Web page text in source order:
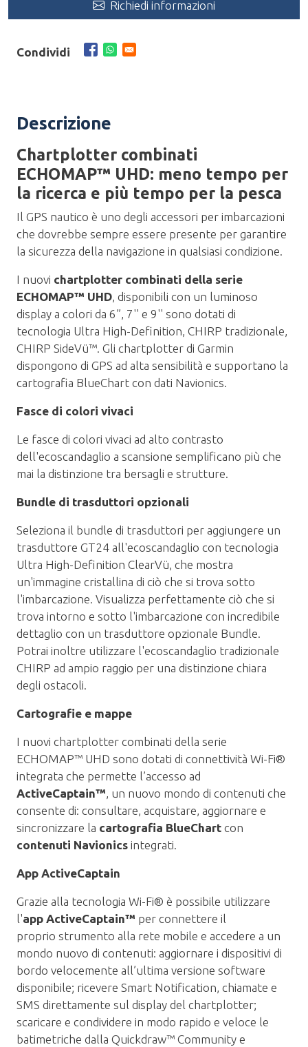
Richiedi informazioni
Condividi
Descrizione
Chartplotter combinati
ECHOMAP™ UHD: meno tempo per
la ricerca e più tempo per la pesca
Il GPS nautico è uno degli accessori per imbarcazioni
che dovrebbe sempre essere presente per garantire
la sicurezza della navigazione in qualsiasi condizione.
I nuovi chartplotter combinati della serie
ECHOMAP™ UHD, disponibili con un luminoso
display a colori da 6”, 7'' e 9'' sono dotati di
tecnologia Ultra High-Definition, CHIRP tradizionale,
CHIRP SideVü™. Gli chartplotter di Garmin
dispongono di GPS ad alta sensibilità e supportano la
cartografia BlueChart con dati Navionics.
Fasce di colori vivaci
Le fasce di colori vivaci ad alto contrasto
dell'ecoscandaglio a scansione semplificano più che
mai la distinzione tra bersagli e strutture.
Bundle di trasduttori opzionali
Seleziona il bundle di trasduttori per aggiungere un
trasduttore GT24 all'ecoscandaglio con tecnologia
Ultra High-Definition ClearVü, che mostra
un'immagine cristallina di ciò che si trova sotto
l'imbarcazione. Visualizza perfettamente ciò che si
trova intorno e sotto l'imbarcazione con incredibile
dettaglio con un trasduttore opzionale Bundle.
Potrai inoltre utilizzare l'ecoscandaglio tradizionale
CHIRP ad ampio raggio per una distinzione chiara
degli ostacoli.
Cartografie e mappe
I nuovi chartplotter combinati della serie
ECHOMAP™ UHD sono dotati di connettività Wi-Fi®
integrata che permette l’accesso ad
ActiveCaptain™, un nuovo mondo di contenuti che
consente di: consultare, acquistare, aggiornare e
sincronizzare la cartografia BlueChart con
contenuti Navionics integrati.
App ActiveCaptain
Grazie alla tecnologia Wi-Fi® è possibile utilizzare
l'app ActiveCaptain™ per connettere il
proprio strumento alla rete mobile e accedere a un
mondo nuovo di contenuti: aggiornare i dispositivi di
bordo velocemente all’ultima versione software
disponibile; ricevere Smart Notification, chiamate e
SMS direttamente sul display del chartplotter;
scaricare e condividere in modo rapido e veloce le
batimetriche dalla Quickdraw™ Community e